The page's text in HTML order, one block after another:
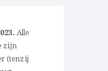
Alle
zijn
(tenzij